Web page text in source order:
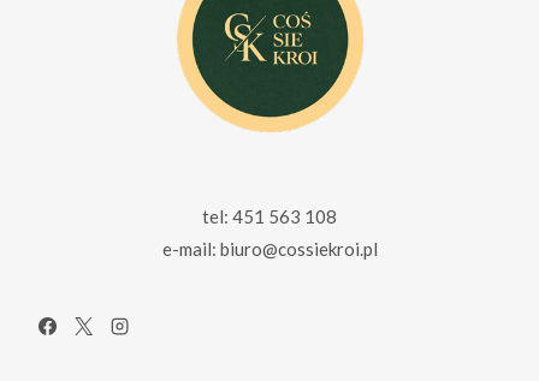
tel: 451 563 108
e-mail: biuro@cossiekroi.pl